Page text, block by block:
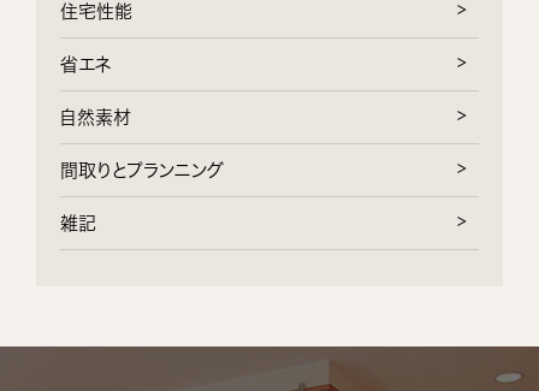
住宅性能
省エネ
自然素材
間取りとプランニング
雑記